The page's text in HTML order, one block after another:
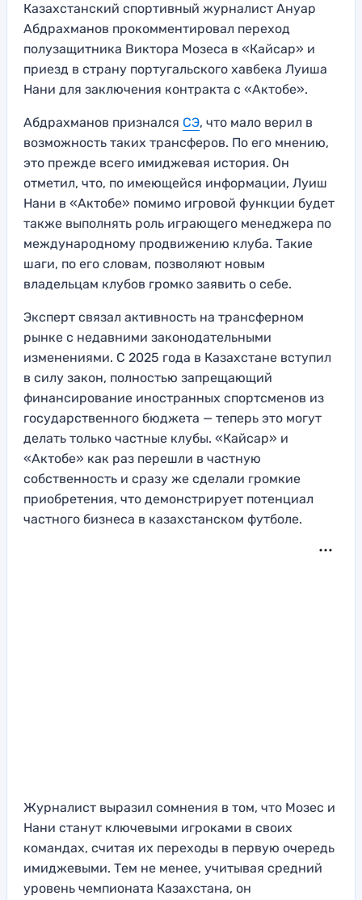
Казахстанский спортивный журналист Ануар
Абдрахманов прокомментировал переход
полузащитника Виктора Мозеса в «Кайсар» и
приезд в страну португальского хавбека Луиша
Нани для заключения контракта с «Актобе».
Абдрахманов признался СЭ, что мало верил в
возможность таких трансферов. По его мнению,
это прежде всего имиджевая история. Он
отметил, что, по имеющейся информации, Луиш
Нани в «Актобе» помимо игровой функции будет
также выполнять роль играющего менеджера по
международному продвижению клуба. Такие
шаги, по его словам, позволяют новым
владельцам клубов громко заявить о себе.
Эксперт связал активность на трансферном
рынке с недавними законодательными
изменениями. С 2025 года в Казахстане вступил
в силу закон, полностью запрещающий
финансирование иностранных спортсменов из
государственного бюджета — теперь это могут
делать только частные клубы. «Кайсар» и
«Актобе» как раз перешли в частную
собственность и сразу же сделали громкие
приобретения, что демонстрирует потенциал
частного бизнеса в казахстанском футболе.
Журналист выразил сомнения в том, что Мозес и
Нани станут ключевыми игроками в своих
командах, считая их переходы в первую очередь
имиджевыми. Тем не менее, учитывая средний
уровень чемпионата Казахстана, он